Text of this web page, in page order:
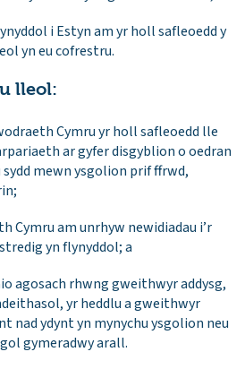
i Estyn am yr holl safleoedd y
yn eu cofrestru.
lleol:
Cymru yr holl safleoedd lle
ar gyfer disgyblion o oedran
mewn ysgolion prif ffrwd,
Cymru am unrhyw newidiadau i’r
yn flynyddol; a
agosach rhwng gweithwyr addysg,
yr heddlu a gweithwyr
nad ydynt yn mynychu ysgolion neu
gymeradwy arall.